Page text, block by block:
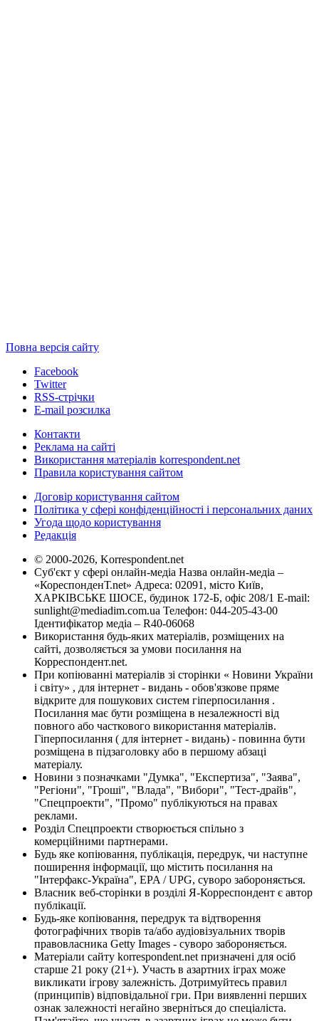
Повна версія сайту
Facebook
Twitter
RSS-стрічки
E-mail розсилка
Контакти
Реклама на сайті
Використання матеріалів korrespondent.net
Правила користування сайтом
Договір користування сайтом
Політика у сфері конфіденційності і персональних даних
Угода щодо користування
Редакція
© 2000-2026, Korrespondent.net
Суб'єкт у сфері онлайн-медіа Назва онлайн-медіа –
«КореспонденТ.net» Адреса: 02091, місто Київ,
ХАРКІВСЬКЕ ШОСЕ, будинок 172-Б, офіс 208/1 E-mail:
sunlight@mediadim.com.ua Телефон: 044-205-43-00
Ідентифікатор медіа – R40-06068
Використання будь-яких матеріалів, розміщених на
сайті, дозволяється за умови посилання на
Корреспондент.net.
При копіюванні матеріалів зі сторінки « Новини України
і світу» , для інтернет - видань - обов'язкове пряме
відкрите для пошукових систем гіперпосилання .
Посилання має бути розміщена в незалежності від
повного або часткового використання матеріалів.
Гіперпосилання ( для інтернет - видань) - повинна бути
розміщена в підзаголовку або в першому абзаці
матеріалу.
Новини з позначками "Думка", "Експертиза", "Заява",
"Регіони", "Гроші", "Влада", "Вибори", "Тест-драйв",
"Спецпроекти", "Промо" публікуються на правах
реклами.
Розділ Спецпроекти створюється спільно з
комерційними партнерами.
Будь яке копіювання, публікація, передрук, чи наступне
поширення інформації, що містить посилання на
"Інтерфакс-Україна", EPA / UPG, суворо забороняється.
Власник веб-сторінки в розділі Я-Корреспондент є автор
публікації.
Будь-яке копіювання, передрук та відтворення
фотографічних творів та/або аудіовізуальних творів
правовласника Getty Images - суворо забороняється.
Матеріали сайту korrespondent.net призначені для осіб
старше 21 року (21+). Участь в азартних іграх може
викликати ігрову залежність. Дотримуйтесь правил
(принципів) відповідальної гри. При виявленні перших
ознак залежності негайно зверніться до спеціаліста.